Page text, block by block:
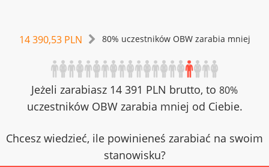
14 390,53 PLN 80% uczestników OBW zarabia mniej
Jeżeli zarabiasz 14 391 PLN brutto, to 80%
uczestników OBW zarabia mniej od Ciebie.
Chcesz wiedzieć, ile powinieneś zarabiać na swoim
stanowisku?